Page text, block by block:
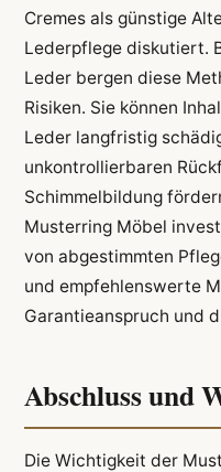
Cremes als günstige
Lederpflege diskutiert.
Leder bergen diese
Risiken. Sie können
Leder langfristig
unkontrollierbaren
Schimmelbildung
Musterring Möbel
von abgestimmten
und empfehlenswerte
Garantieanspruch und
Abschluss und
Die Wichtigkeit der